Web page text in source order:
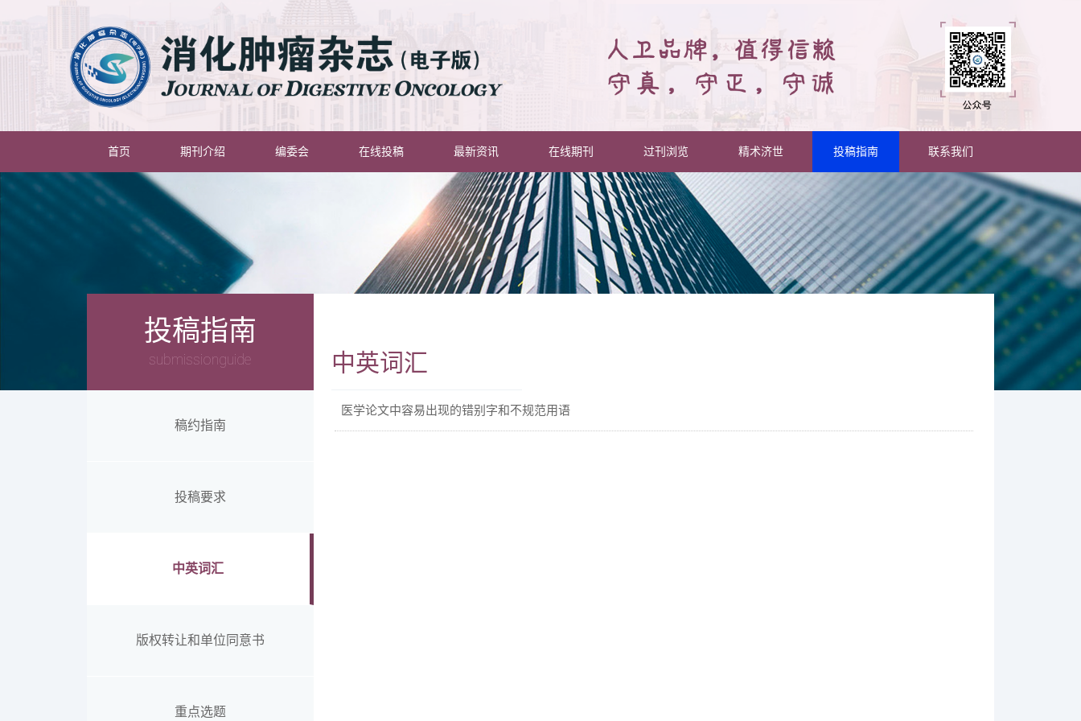
首页(current) 期刊介绍 编委会 在线投稿 最新资讯 在线期刊 过刊浏览 精术济世 投稿指南 联系我们
投稿指南
submissionguide 中英词汇
稿约指南
投稿要求
中英词汇
版权转让和单位同意书
重点选题
医学论文中容易出现的错别字和不规范用语